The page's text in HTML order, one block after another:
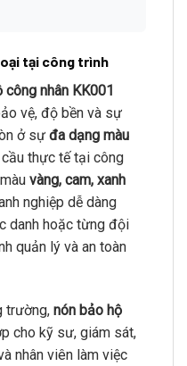
tại công trình
công nhân KK001
vệ, độ bền và sự
ở sự đa dạng màu
thực tế tại công
vàng, cam, xanh
nghiệp dễ dàng
danh hoặc từng đội
quản lý và an toàn
trường, nón bảo hộ
cho kỹ sư, giám sát,
nhân viên làm việc